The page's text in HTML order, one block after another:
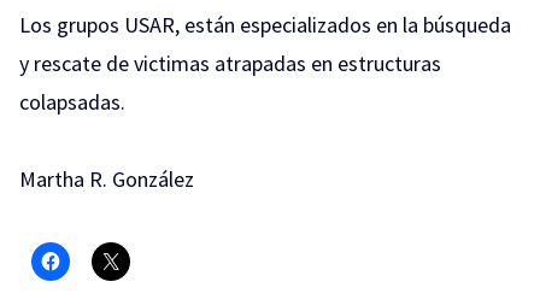
Los grupos USAR, están especializados en la búsqueda
y rescate de victimas atrapadas en estructuras
colapsadas.
Martha R. González